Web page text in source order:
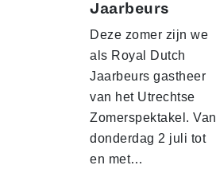
Jaarbeurs
Deze zomer zijn we
als Royal Dutch
Jaarbeurs gastheer
van het Utrechtse
Zomerspektakel. Van
donderdag 2 juli tot
en met…